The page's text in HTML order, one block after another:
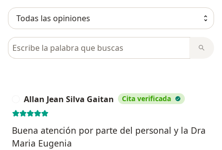
Busca en opiniones
Allan Jean Silva Gaitan Cita verificada
Buena atención por parte del personal y la Dra
Maria Eugenia